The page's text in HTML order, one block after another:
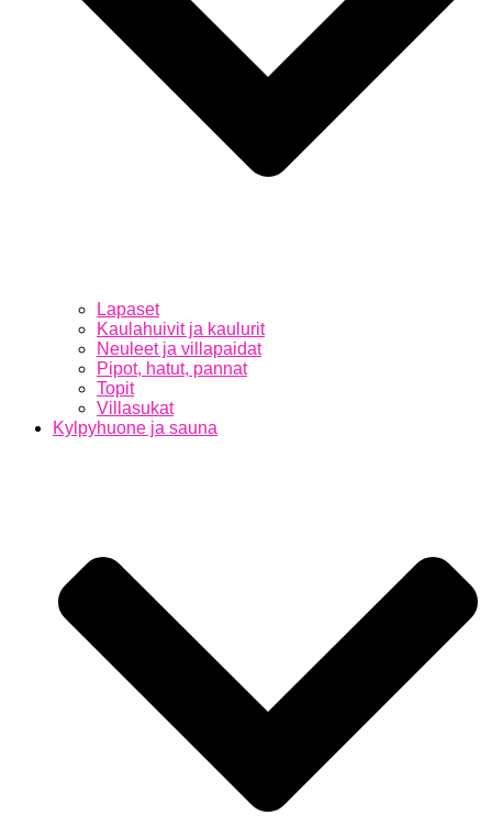
Lapaset
Kaulahuivit ja kaulurit
Neuleet ja villapaidat
Pipot, hatut, pannat
Topit
Villasukat
Kylpyhuone ja sauna